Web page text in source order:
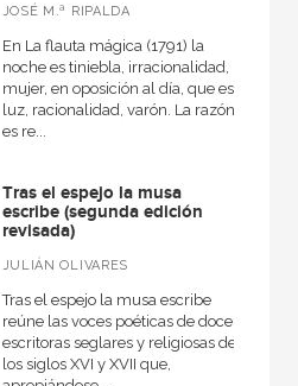
JOSÉ M.ª RIPALDA
En La flauta mágica (1791) la
noche es tiniebla, irracionalidad,
mujer, en oposición al día, que es
luz, racionalidad, varón. La razón
es re...
Tras el espejo la musa
escribe (segunda edición
revisada)
JULIÁN OLIVARES
Tras el espejo la musa escribe
reúne las voces poéticas de doce
escritoras seglares y religiosas de
los siglos XVI y XVII que,